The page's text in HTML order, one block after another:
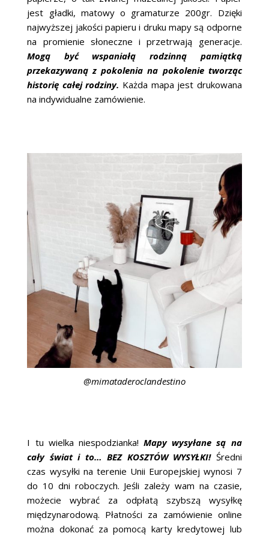
jest gładki, matowy o gramaturze 200gr. Dzięki
najwyższej jakości papieru i druku mapy są odporne
na promienie słoneczne i przetrwają generacje.
Mogą być wspaniałą rodzinną pamiątką
przekazywaną z pokolenia na pokolenie tworząc
historię całej rodziny. Każda mapa jest drukowana
na indywidualne zamówienie.
@mimataderoclandestino
I tu wielka niespodzianka!Mapy wysyłane są na
cały świat i to… BEZ KOSZTÓW WYSYŁKI!Średni
czas wysyłki na terenie Unii Europejskiej wynosi 7
do 10 dni roboczych. Jeśli zależy wam na czasie,
możecie wybrać za odpłatą szybszą wysyłkę
międzynarodową. Płatności za zamówienie online
można dokonać za pomocą karty kredytowej lub